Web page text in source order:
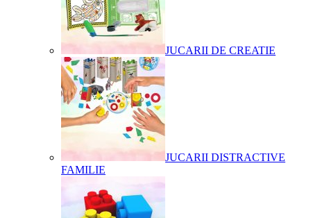
JUCARII DE CREATIE
JUCARII DISTRACTIVE
FAMILIE